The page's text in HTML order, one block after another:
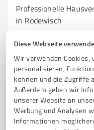
Diese Webseite
Wir verwenden Cookies,
personalisieren,
können und die Zugriffe
Außerdem geben wir
unserer Website an
Werbung und Analysen
Informationen
Professionelle
in Rodewisch
IMMOBILIENMANAGEMENT
IMMOBILIENMAKLER
August-Bebel-
post@koehler-immo.de